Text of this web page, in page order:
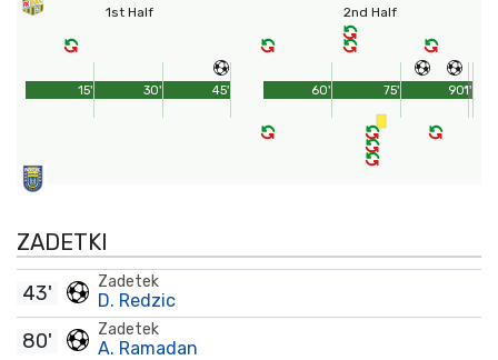
1st Half
45'
15' 30'
2nd Half
90'
60' 75' 1'
ZADETKI
Zadetek
D. Redzic
43'
Zadetek
A. Ramadan
80'